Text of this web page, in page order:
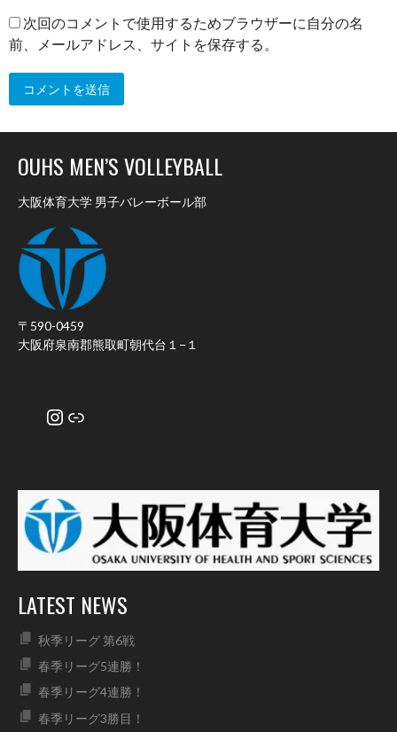
次回のコメントで使用するためブラウザーに自分の名
前、メールアドレス、サイトを保存する。
OUHS MEN’S VOLLEYBALL
大阪体育大学 男子バレーボール部
〒590-0459
大阪府泉南郡熊取町朝代台１−１
Instagram
リンク
LATEST NEWS
秋季リーグ 第6戦
春季リーグ5連勝！
春季リーグ4連勝！
春季リーグ3勝目！